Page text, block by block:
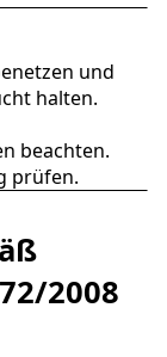
und
halten.
beachten.
prüfen.
2008